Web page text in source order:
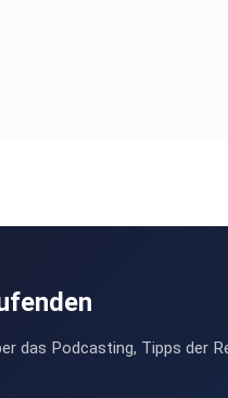
das Podcasting, Tipps der